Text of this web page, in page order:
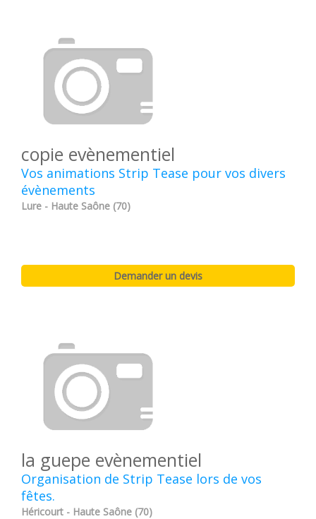
copie evènementiel
Vos animations Strip Tease pour vos divers
évènements
Lure - Haute Saône (70)
la guepe evènementiel
Organisation de Strip Tease lors de vos
fêtes.
Héricourt - Haute Saône (70)